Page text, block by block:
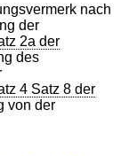
nach
der
2a der
des
4 Satz 8 der
von der